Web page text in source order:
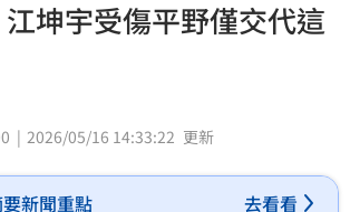
坤宇受傷平野僅交代這
2026/05/16 14:33:22 更新
新聞重點 去看看